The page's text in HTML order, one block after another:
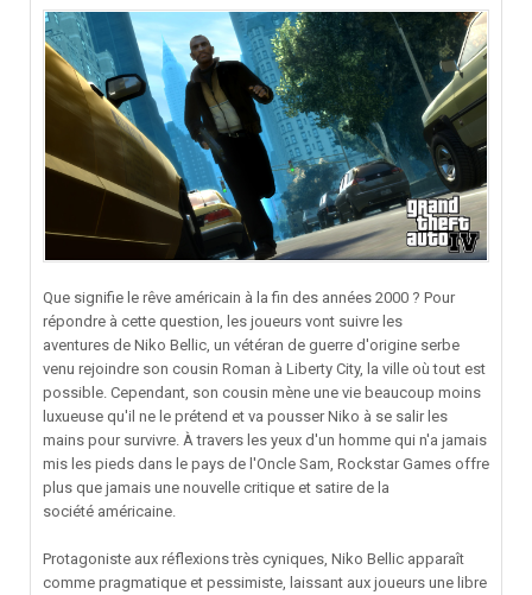
Que signifie le rêve américain à la fin des années 2000 ? Pour
répondre à cette question, les joueurs vont suivre les
aventures de Niko Bellic, un vétéran de guerre d'origine serbe
venu rejoindre son cousin Roman à Liberty City, la ville où tout est
possible. Cependant, son cousin mène une vie beaucoup moins
luxueuse qu'il ne le prétend et va pousser Niko à se salir les
mains pour survivre. À travers les yeux d'un homme qui n'a jamais
mis les pieds dans le pays de l'Oncle Sam, Rockstar Games offre
plus que jamais une nouvelle critique et satire de la
société américaine.
Protagoniste aux réflexions très cyniques, Niko Bellic apparaît
comme pragmatique et pessimiste, laissant aux joueurs une libre